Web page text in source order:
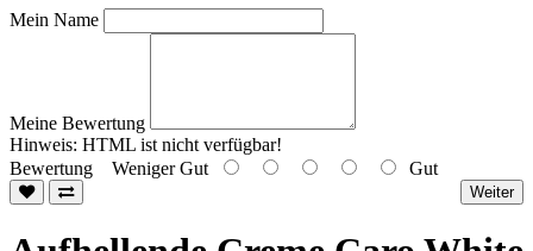
Mein Name
Meine Bewertung
Hinweis: HTML ist nicht verfügbar!
Bewertung Weniger Gut Gut
Weiter